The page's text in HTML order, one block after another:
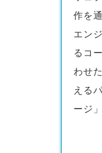
作を
エン
るコ
わせ
える
ージ